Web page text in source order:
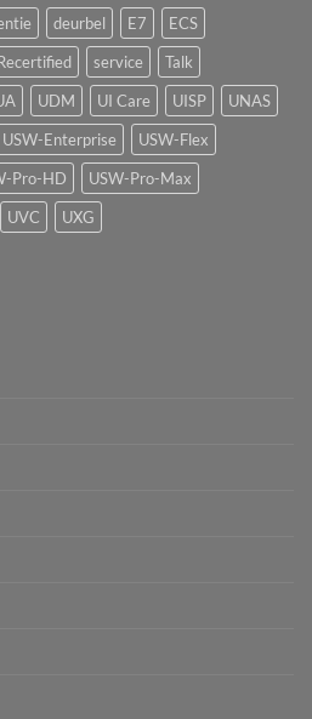
deurbel E7
ECS
service
Talk
UDM UI Care UISP
UNAS
USW-Enterprise
USW-Flex
Pro-HD
USW-Pro-Max
UVC UXG